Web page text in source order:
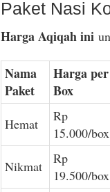
Paket Nasi
Harga Aqiqah ini
Nama
Paket
Harga per
Box
Hemat
Rp
15.000/box
Nikmat
Rp
19.500/box